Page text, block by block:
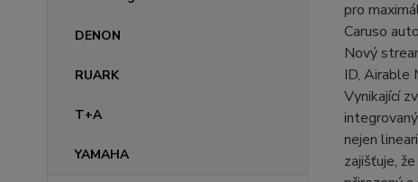
DENON
RUARK
T+A
YAMAHA
pro
Caruso
Nový
ID, Airable
Vynikající
nejen
zajišťuje,